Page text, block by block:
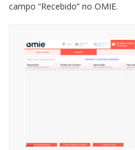
campo “Recebido” no OMIE.